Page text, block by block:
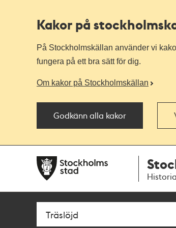
Kakor på
På Stockholmskällan använder vi
fungera på ett bra sätt för dig.
Om kakor på Stockholmskällan
Godkänn alla kakor
navigationen
huvudinnehållet
Sök